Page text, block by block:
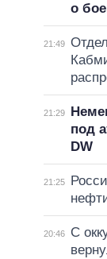
о
21:49
21:29
под
DW
21:25
20:46
С